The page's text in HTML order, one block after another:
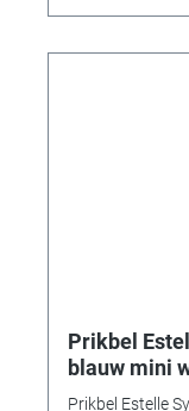
Prikbel
blauw mini
Prikbel Estelle